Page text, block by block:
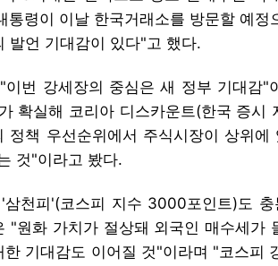
통령이 이날 한국거래소를 방문할 예
발언 기대감이 있다"고 했다.
번 강세장의 중심은 새 정부 기대감"
확실해 코리아 디스카운트(한국 증시
정책 우선순위에서 주식시장이 상위에
것"이라고 봤다.
천피'(코스피 지수 3000포인트)도
"원화 가치가 절상돼 외국인 매수세가
기대감도 이어질 것"이라며 "코스피